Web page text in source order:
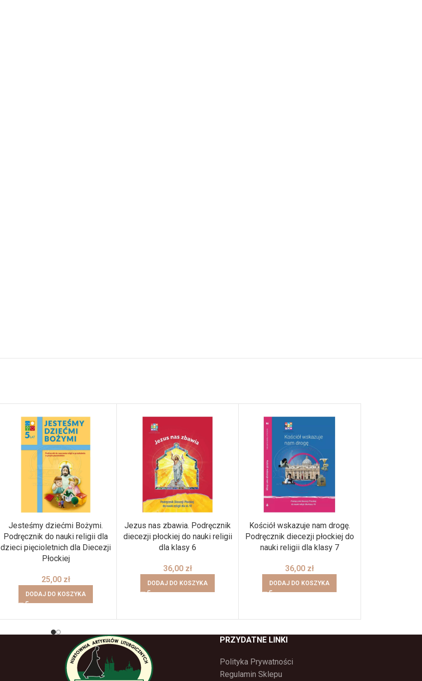
Jesteśmy dziećmi Bożymi.
Podręcznik do nauki religii dla
dzieci pięcioletnich dla Diecezji
Płockiej
25,00 zł
DODAJ DO KOSZYKA
Jezus nas zbawia. Podręcznik
diecezji płockiej do nauki religii
dla klasy 6
36,00 zł
DODAJ DO KOSZYKA
Kościół wskazuje nam drogę.
Podręcznik diecezji płockiej do
nauki religii dla klasy 7
36,00 zł
DODAJ DO KOSZYKA
PRZYDATNE LINKI
Polityka Prywatności
Regulamin Sklepu